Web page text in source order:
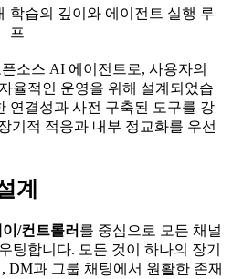
학습의 깊이와 에이전트 실행 루
프
소스 AI 에이전트로, 사용자의
율적인 운영을 위해 설계되었습
연결성과 사전 구축된 도구를 강
기적 적응과 내부 정교화를 우선
계
/컨트롤러 를 중심으로 모든 채널
팅합니다. 모든 것이 하나의 장기
DM과 그룹 채팅에서 원활한 존재